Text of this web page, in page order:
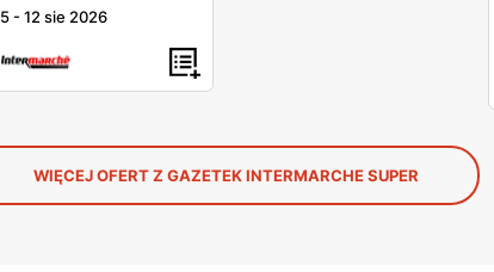
5 -12 sie 2026
WIĘCEJ OFERT Z GAZETEK INTERMARCHE SUPER